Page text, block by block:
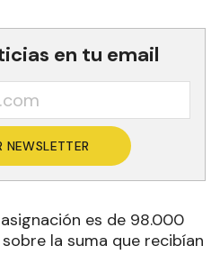
en tu email
NEWSLETTER
es de 98.000
la suma que recibían